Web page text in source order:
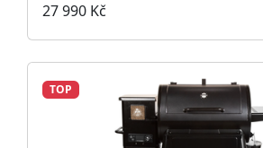
27 990 Kč
TOP